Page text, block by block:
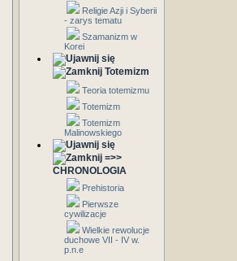
Religie Azji i Syberii
- zarys tematu
Szamanizm w
Korei
Totemizm
Teoria totemizmu
Totemizm
Totemizm
Malinowskiego
=>>
CHRONOLOGIA
Prehistoria
Pierwsze
cywilizacje
Wielkie rewolucje
duchowe VII - IV w.
p.n.e